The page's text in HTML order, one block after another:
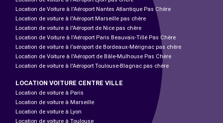
Location de Voiture à l'Aéroport Nantes Atlantique Pas Chère
Location de voiture à l'Aéroport Marseille pas chère
Location de voiture à l'Aéroport de Nice pas chère
Location de Voiture à l'Aéroport Paris Beauvais-Tillé Pas Chère
Location de voiture à l’aéroport de Bordeaux-Mérignac pas chère
Location de Voiture à l'Aéroport de Bâle-Mulhouse Pas Chère
Location de voiture à l'Aéroport Toulouse-Blagnac pas chère
LOCATION VOITURE CENTRE VILLE
Location de voiture à Paris
Location de voiture à Marseille
Location de voiture à Lyon
Location de voiture à Toulouse